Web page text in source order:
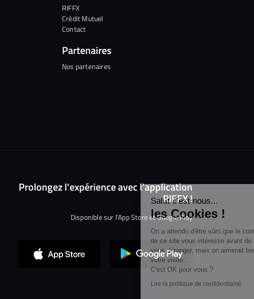
les Cookies !
On a attendu d'être sûrs que le contenu
vous déranger, mais on aimerait bien vous accompagner pendant
votre visite...
RIFFX
Crédit Mutuel
Contact
Partenaires
Nos partenaires
Prolongez l'expérience avec l'application
RIFFX !
Disponible sur l'App Store et Google Play